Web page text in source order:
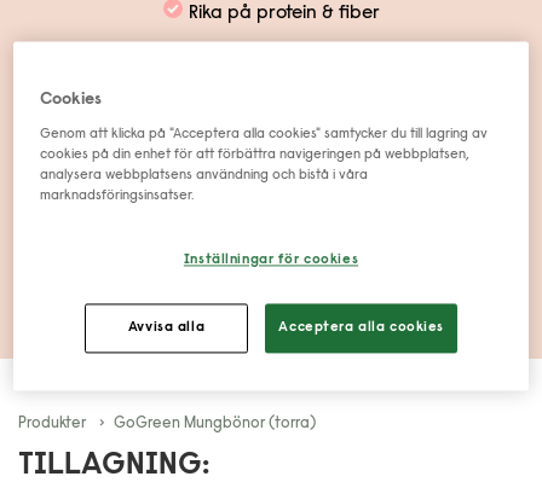
salladen. Mungbönorna är vackert gröna och
populära att grodda.
Rika på protein & fiber
Köp här
Produkter GoGreen Mungbönor (torra)
TILLAGNING:
Cookies
Genom att klicka på "Acceptera alla cookies" samtycker du till lagring av
cookies på din enhet för att förbättra navigeringen på webbplatsen,
analysera webbplatsens användning och bistå i våra
marknadsföringsinsatser.
Inställningar för cookies
Avvisa alla Acceptera alla cookies